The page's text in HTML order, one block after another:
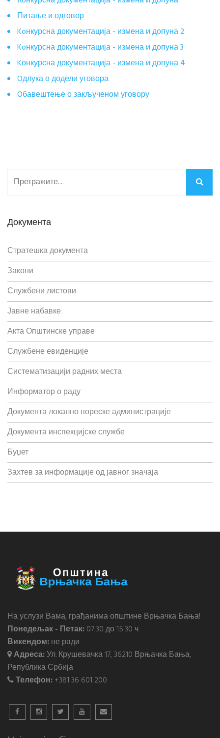
Питање и одговор
Koнкурсна документација - измена и допуна 2
Koнкурсна документација - измена и допуна 3
Kонкурсна документација - измена и допуна 4
Oдлука о додели уговора
Oбавештење о закљученом уговору
Документа
Стратешка документа
Закони
Службени листови
Јавне набавке
Акта Општинске управе
Службене евиденције
Систематизацији радних места
Информатор о раду
Документа локално пореске администрације
Документа инспекцијске службе
Буџет
Захтев за информације од јавног значаја
На услузи Вама, грађанима општине Врњачка Бања!
Понедељак - Петак:07:30 до 15:30 ч
Викендом:не ради
Адреса:Ул. Крушевачка 17, 36210 Врњачка Бања,
Република Србија
Телефон:+381 36 601 200